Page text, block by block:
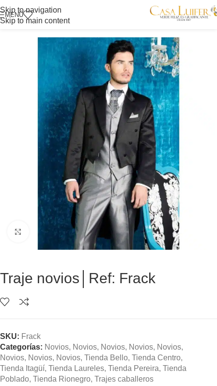
Skip to navigation
Skip to main content
MENÚ
Inicio/ Tienda Itagüí/
Clic para ampliar
Traje novios│Ref: Frack
SKU: Frack
Categorías: Novios, Novios, Novios, Novios, Novios,
Novios, Novios, Novios, Tienda Bello, Tienda Centro,
Tienda Itagüí, Tienda Laureles, Tienda Pereira, Tienda
Poblado, Tienda Rionegro, Trajes caballeros